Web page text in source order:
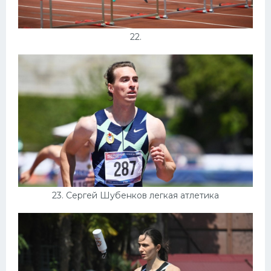
22.
23. Сергей Шубенков легкая атлетика